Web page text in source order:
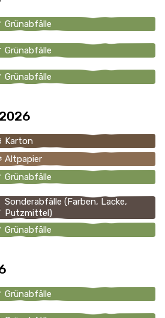
Grünabfälle
Grünabfälle
Grünabfälle
2026
Karton
Altpapier
Grünabfälle
Sonderabfälle (Farben, Lacke,
Putzmittel)
Grünabfälle
Grünabfälle